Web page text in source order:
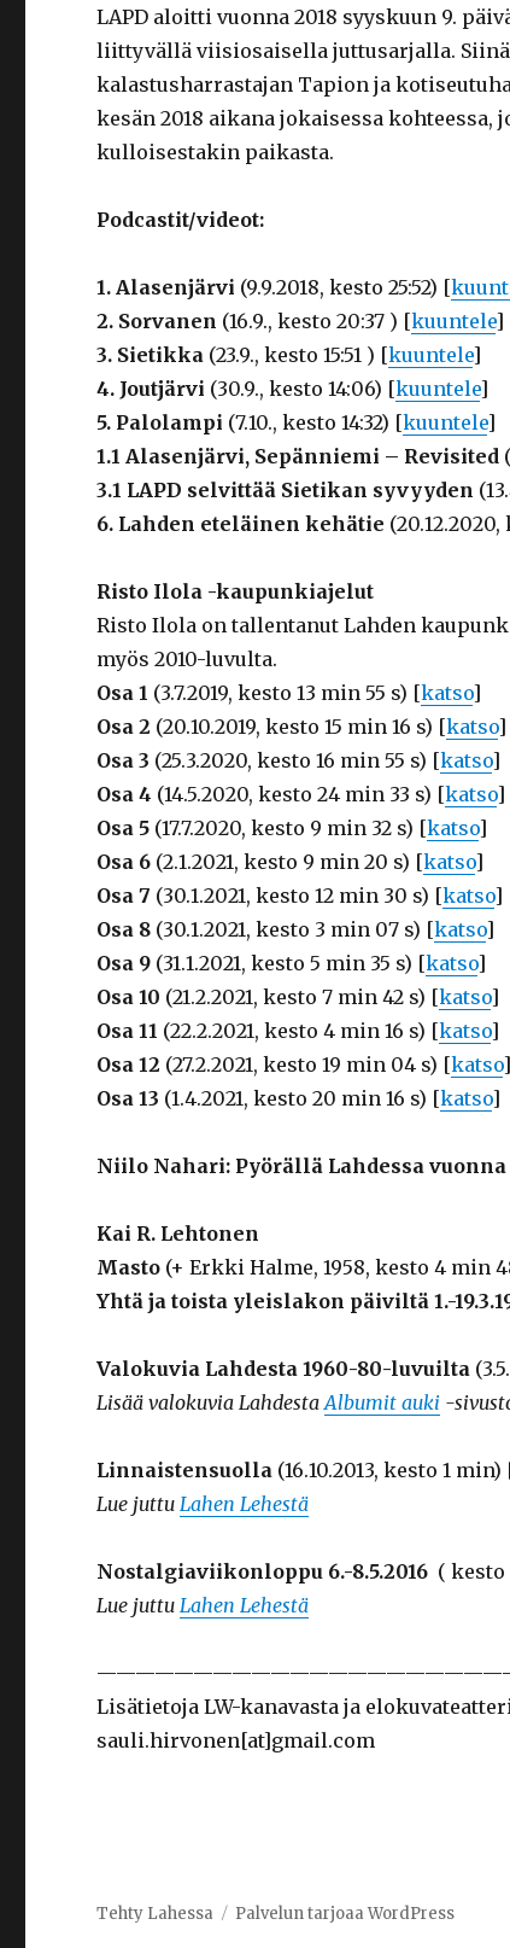
LAPD aloitti vuonna 2018 syyskuun 9.
liittyvällä viisiosaisella juttusarjalla.
kalastusharrastajan Tapion ja
kesän 2018 aikana jokaisessa
kulloisestakin paikasta.
Podcastit/videot:
1. Alasenjärvi (9.9.2018, kesto 25:52) [
2. Sorvanen (16.9., kesto 20:37 ) [kuuntele]
3. Sietikka (23.9., kesto 15:51 ) [kuuntele]
4. Joutjärvi (30.9., kesto 14:06) [kuuntele]
5. Palolampi (7.10., kesto 14:32) [kuuntele]
1.1 Alasenjärvi, Sepänniemi – Revisited
3.1 LAPD selvittää Sietikan syvyyden
6. Lahden eteläinen kehätie
Risto Ilola -kaupunkiajelut
Risto Ilola on tallentanut Lahden
myös 2010-luvulta.
Osa 1 (3.7.2019, kesto 13 min 55 s) [katso]
Osa 2 (20.10.2019, kesto 15 min 16 s) [katso]
Osa 3 (25.3.2020, kesto 16 min 55 s) [katso]
Osa 4 (14.5.2020, kesto 24 min 33 s) [katso]
Osa 5 (17.7.2020, kesto 9 min 32 s) [katso]
Osa 6 (2.1.2021, kesto 9 min 20 s) [katso]
Osa 7 (30.1.2021, kesto 12 min 30 s) [katso]
Osa 8 (30.1.2021, kesto 3 min 07 s) [katso]
Osa 9 (31.1.2021, kesto 5 min 35 s) [katso]
Osa 10 (21.2.2021, kesto 7 min 42 s) [katso]
Osa 11 (22.2.2021, kesto 4 min 16 s) [katso]
Osa 12 (27.2.2021, kesto 19 min 04 s) [katso]
Osa 13 (1.4.2021, kesto 20 min 16 s) [katso]
Niilo Nahari: Pyörällä Lahdessa vuonna
Kai R. Lehtonen
Masto (+ Erkki Halme, 1958, kesto 4 min
Yhtä ja toista yleislakon päiviltä 1.-
Valokuvia Lahdesta 1960-80-luvuilta
Lisää valokuvia LahdestaAlbumit auki -
Linnaistensuolla (16.10.2013, kesto 1 min)
Lue juttuLahen Lehestä
Nostalgiaviikonloppu 6.-8.5.2016 ( kesto
Lue juttuLahen Lehestä
Lisätietoja LW-kanavasta ja
sauli.hirvonen[at]gmail.com
Tehty Lahessa Palvelun tarjoaa WordPress